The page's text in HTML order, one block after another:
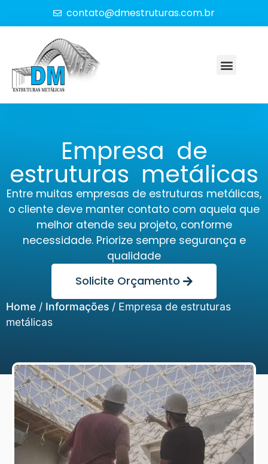
contato@dmestruturas.com.br
Empresa de
estruturas metálicas
Entre muitas empresas de estruturas metálicas,
o cliente deve manter contato com aquela que
melhor atende seu projeto, conforme
necessidade. Priorize sempre segurança e
qualidade
Solicite Orçamento
Home / Informações / Empresa de estruturas
metálicas